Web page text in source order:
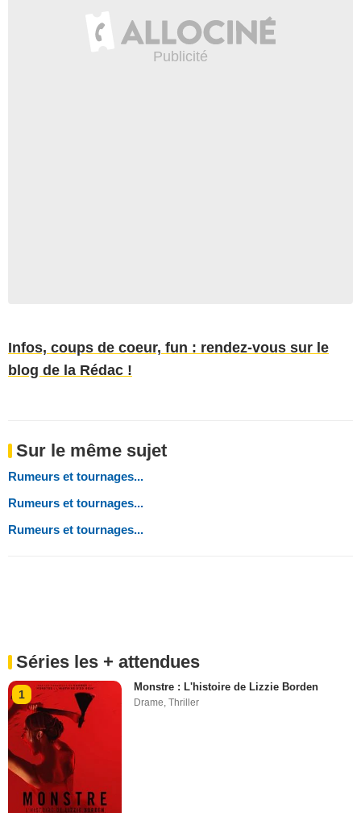
Infos, coups de coeur, fun : rendez-vous sur le
blog de la Rédac !
Sur le même sujet
Rumeurs et tournages...
Rumeurs et tournages...
Rumeurs et tournages...
Séries les + attendues
1
Monstre : L'histoire de Lizzie Borden
Drame,Thriller